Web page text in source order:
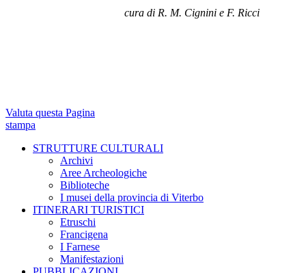
cura di R. M. Cignini e F. Ricci
Valuta questa Pagina
stampa
STRUTTURE CULTURALI
Archivi
Aree Archeologiche
Biblioteche
I musei della provincia di Viterbo
ITINERARI TURISTICI
Etruschi
Francigena
I Farnese
Manifestazioni